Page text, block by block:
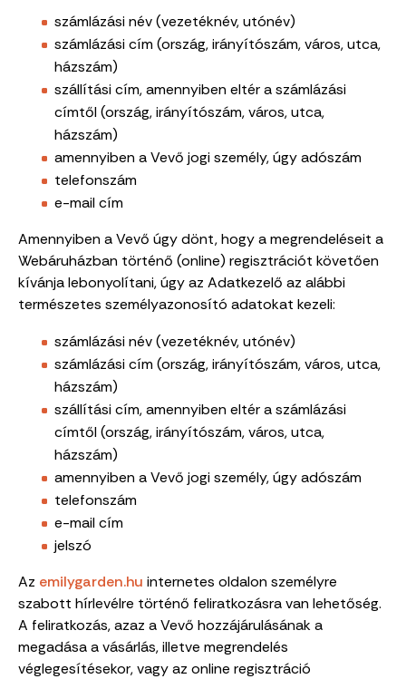
számlázási név (vezetéknév, utónév)
számlázási cím (ország, irányítószám, város, utca,
házszám)
szállítási cím, amennyiben eltér a számlázási
címtől (ország, irányítószám, város, utca,
házszám)
amennyiben a Vevő jogi személy, úgy adószám
telefonszám
e-mail cím
Amennyiben a Vevő úgy dönt, hogy a megrendeléseit a
Webáruházban történő (online) regisztrációt követően
kívánja lebonyolítani, úgy az Adatkezelő az alábbi
természetes személyazonosító adatokat kezeli:
számlázási név (vezetéknév, utónév)
számlázási cím (ország, irányítószám, város, utca,
házszám)
szállítási cím, amennyiben eltér a számlázási
címtől (ország, irányítószám, város, utca,
házszám)
amennyiben a Vevő jogi személy, úgy adószám
telefonszám
e-mail cím
jelszó
Az emilygarden.hu internetes oldalon személyre
szabott hírlevélre történő feliratkozásra van lehetőség.
A feliratkozás, azaz a Vevő hozzájárulásának a
megadása a vásárlás, illetve megrendelés
véglegesítésekor, vagy az online regisztráció